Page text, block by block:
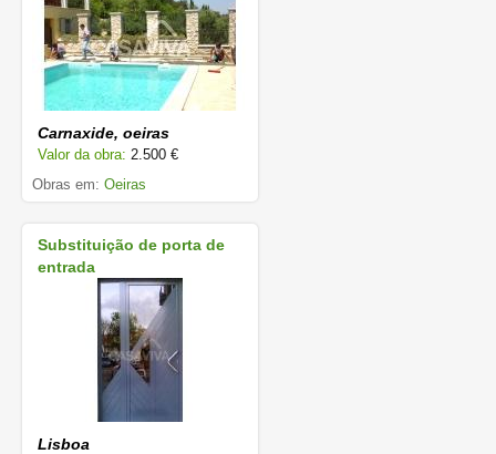
Carnaxide, oeiras
Valor da obra: 2.500 €
Obras em: Oeiras
Substituição de porta de
entrada
Lisboa